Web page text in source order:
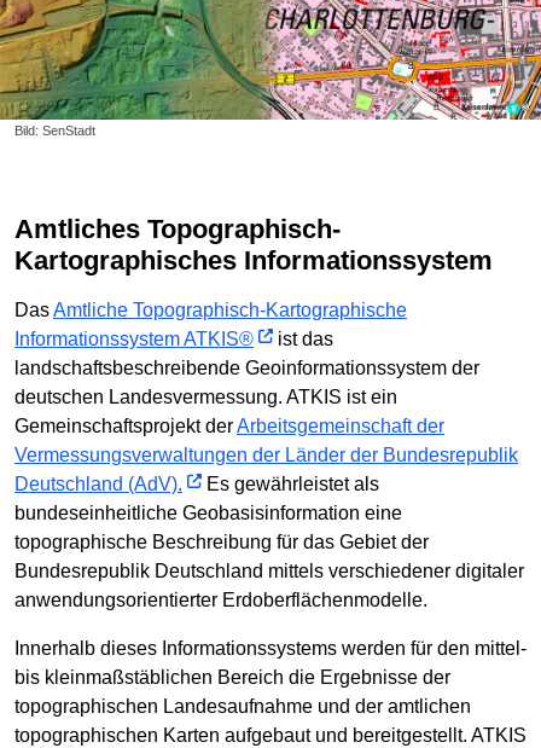
Bild: SenStadt
Amtliches Topographisch-
Kartographisches Informationssystem
DasAmtliche Topographisch-Kartographische
Informationssystem ATKIS®
ist das
landschaftsbeschreibende Geoinformationssystem der
deutschen Landesvermessung. ATKIS ist ein
Gemeinschaftsprojekt derArbeitsgemeinschaft der
Vermessungsverwaltungen der Länder der Bundesrepublik
Deutschland (AdV).
Es gewährleistet als
bundeseinheitliche Geobasisinformation eine
topographische Beschreibung für das Gebiet der
Bundesrepublik Deutschland mittels verschiedener digitaler
anwendungsorientierter Erdoberflächenmodelle.
Innerhalb dieses Informationssystems werden für den mittel-
bis kleinmaßstäblichen Bereich die Ergebnisse der
topographischen Landesaufnahme und der amtlichen
topographischen Karten aufgebaut und bereitgestellt. ATKIS